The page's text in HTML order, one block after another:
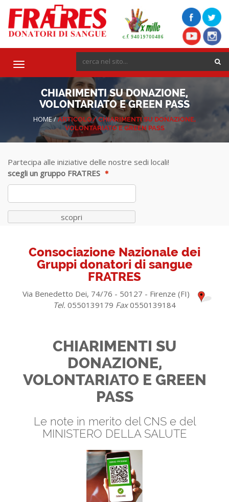
Toggle
CHIARIMENTI SU DONAZIONE,
VOLONTARIATO E GREEN PASS
HOME/ARTICOLO/ CHIARIMENTI SU DONAZIONE,
VOLONTARIATO E GREEN PASS
Partecipa alle iniziative delle nostre sedi locali!
scegli un gruppo FRATRES
scopri
Consociazione Nazionale dei
Gruppi donatori di sangue
FRATRES
Via Benedetto Dei, 74/76 - 50127 - Firenze (FI)
Tel. 0550139179 Fax0550139184
CHIARIMENTI SU
DONAZIONE,
VOLONTARIATO E GREEN
PASS
Le note in merito del CNS e del
MINISTERO DELLA SALUTE